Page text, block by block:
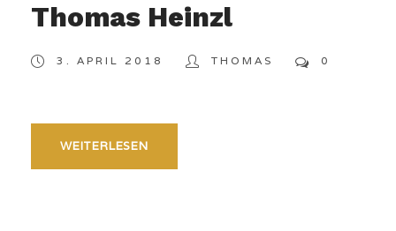
Thomas Heinzl
3. APRIL 2018 THOMAS 0
WEITERLESEN